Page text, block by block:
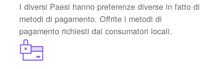
I diversi Paesi hanno preferenze diverse in fatto di
metodi di pagamento. Offrite i metodi di
pagamento richiesti dai consumatori locali.